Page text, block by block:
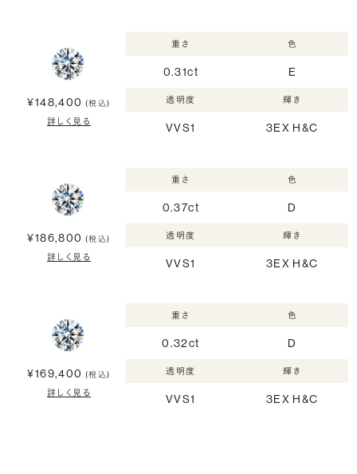
¥148,400 (税込)
詳しく見る
重さ
0.31ct
色
E
透明度
VVS1
輝き
3EX H&C
¥186,800 (税込)
詳しく見る
重さ
0.37ct
色
D
透明度
VVS1
輝き
3EX H&C
¥169,400 (税込)
詳しく見る
重さ
0.32ct
色
D
透明度
VVS1
輝き
3EX H&C